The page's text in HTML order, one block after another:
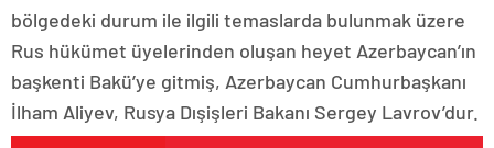
bölgedeki durum ile ilgili temaslarda bulunmak üzere
Rus hükümet üyelerinden oluşan heyet Azerbaycan’ın
başkenti Bakü’ye gitmiş, Azerbaycan Cumhurbaşkanı
İlham Aliyev, Rusya Dışişleri Bakanı Sergey Lavrov’dur.